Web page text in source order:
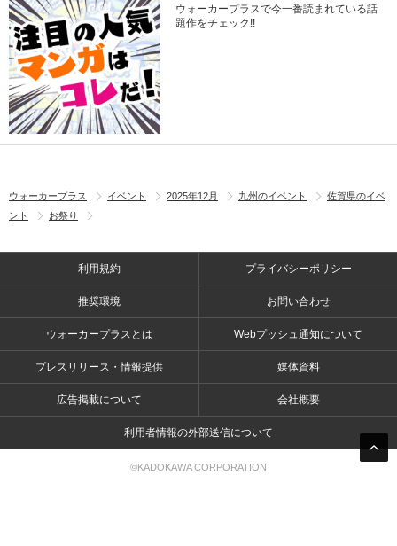
ウォーカープラスで今一番読まれている話
題作をチェック!!
ウォーカープラス イベント 2025年12月 九州のイベント
佐賀県のイベ
ント
お祭り
利用規約 プライバシーポリシー
推奨環境 お問い合わせ
ウォーカープラスとは Webプッシュ通知について
プレスリリース・情報提供 媒体資料
広告掲載について 会社概要
利用者情報の外部送信について
©KADOKAWA CORPORATION